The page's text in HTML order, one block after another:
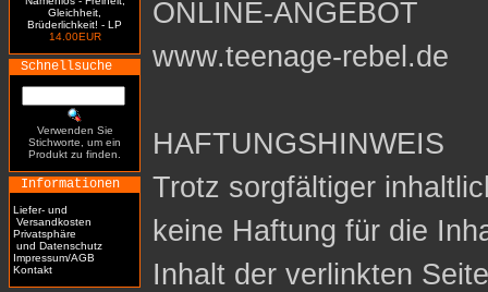
Gleichheit,
Brüderlichkeit! - LP
14.00EUR
Schnellsuche
Verwenden Sie
Stichworte, um ein
Produkt zu finden.
Informationen
Liefer- und
Versandkosten
Privatsphäre
und Datenschutz
Impressum/AGB
Kontakt
ONLINE-ANGEBOT
www.teenage-rebel.de
HAFTUNGSHINWEIS
Trotz sorgfältiger
keine Haftung für die
Inhalt der verlinkten